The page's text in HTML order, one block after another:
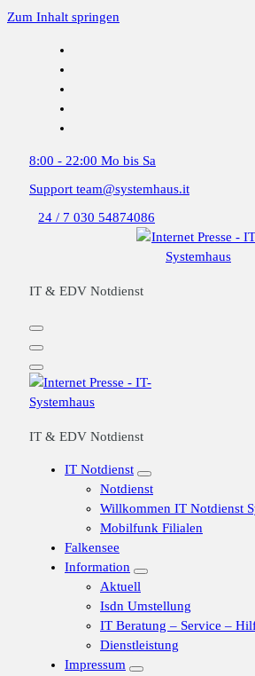
Zum Inhalt springen
8:00 - 22:00 Mo bis Sa
Support team@systemhaus.it
24 / 7 030 54874086
IT & EDV Notdienst
IT & EDV Notdienst
IT Notdienst
Notdienst
Willkommen IT Notdienst
Mobilfunk Filialen
Falkensee
Information
Aktuell
Isdn Umstellung
IT Beratung – Service –
Dienstleistung
Impressum